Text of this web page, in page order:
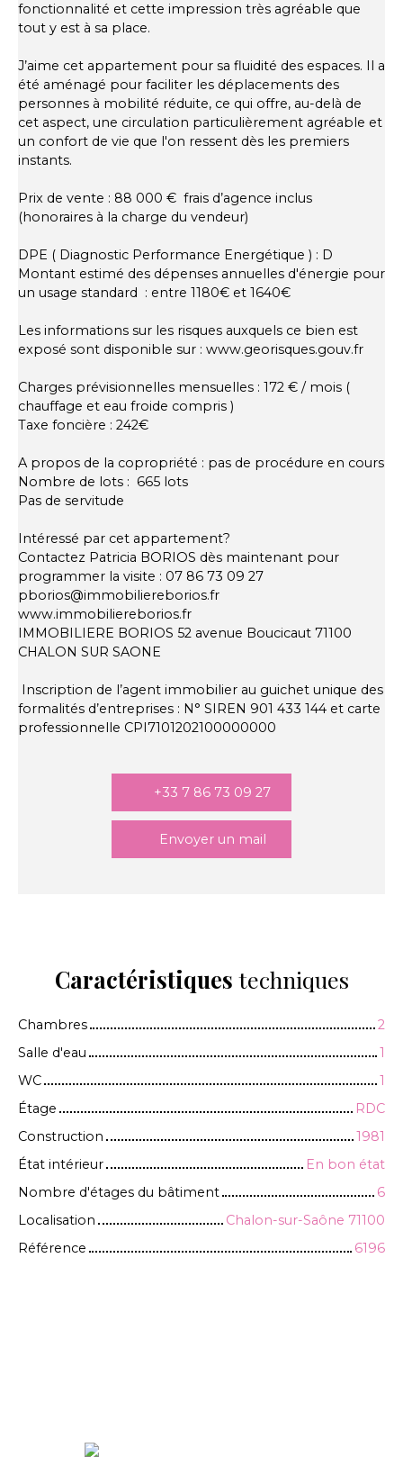
fonctionnalité et cette impression très agréable que
tout y est à sa place.
J’aime cet appartement pour sa fluidité des espaces. Il a
été aménagé pour faciliter les déplacements des
personnes à mobilité réduite, ce qui offre, au-delà de
cet aspect, une circulation particulièrement agréable et
un confort de vie que l'on ressent dès les premiers
instants.
Prix de vente : 88 000 € frais d’agence inclus
(honoraires à la charge du vendeur)
DPE ( Diagnostic Performance Energétique ) : D
Montant estimé des dépenses annuelles d'énergie pour
un usage standard : entre 1180€ et 1640€
Les informations sur les risques auxquels ce bien est
exposé sont disponible sur : www.georisques.gouv.fr
Charges prévisionnelles mensuelles : 172 € / mois (
chauffage et eau froide compris )
Taxe foncière : 242€
A propos de la copropriété : pas de procédure en cours
Nombre de lots : 665 lots
Pas de servitude
Intéressé par cet appartement?
Contactez Patricia BORIOS dès maintenant pour
programmer la visite : 07 86 73 09 27
pborios@immobiliereborios.fr
www.immobiliereborios.fr
IMMOBILIERE BORIOS 52 avenue Boucicaut 71100
CHALON SUR SAONE
Inscription de l’agent immobilier au guichet unique des
formalités d’entreprises : N° SIREN 901 433 144 et carte
professionnelle CPI7101202100000000
+33 7 86 73 09 27
Envoyer un mail
Caractéristiques techniques
Chambres
2
Salle d'eau
1
WC
1
Étage
RDC
Construction
1981
État intérieur
En bon état
Nombre d'étages du bâtiment
6
Localisation
Chalon-sur-Saône 71100
Référence
6196